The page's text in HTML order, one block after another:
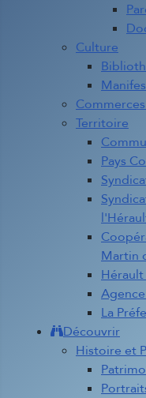
Culture
Territoire
Pays
Martin
La
Découvrir
Histoire et